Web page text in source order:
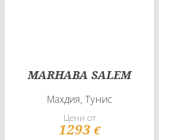
MARHABA SALEM
Махдия, Тунис
Цени от
1293 €